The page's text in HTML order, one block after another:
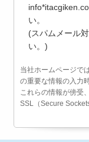
い。
(スパムメール
い。)
当社ホームページで
の重要な情報の入力
これらの情報が傍受
SSL（Secure